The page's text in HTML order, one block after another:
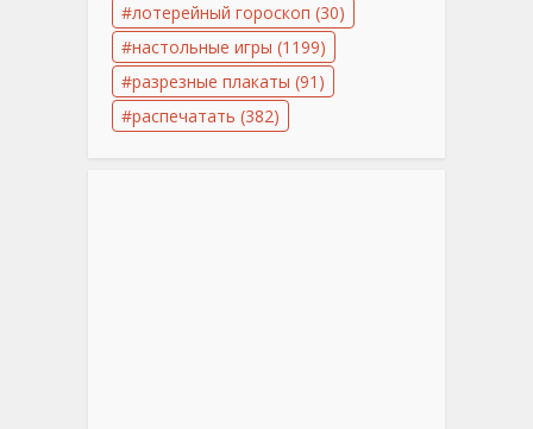
лотерейный гороскоп (30)
настольные игры (1199)
разрезные плакаты (91)
распечатать (382)